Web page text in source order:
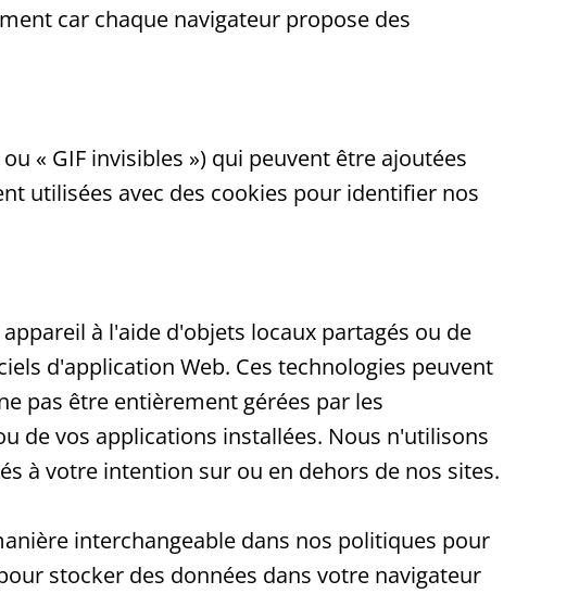
car chaque navigateur propose des
« GIF invisibles ») qui peuvent être ajoutées
utilisées avec des cookies pour identifier nos
à l'aide d'objets locaux partagés ou de
d'application Web. Ces technologies peuvent
pas être entièrement gérées par les
de vos applications installées. Nous n'utilisons
à votre intention sur ou en dehors de nos sites.
interchangeable dans nos politiques pour
stocker des données dans votre navigateur